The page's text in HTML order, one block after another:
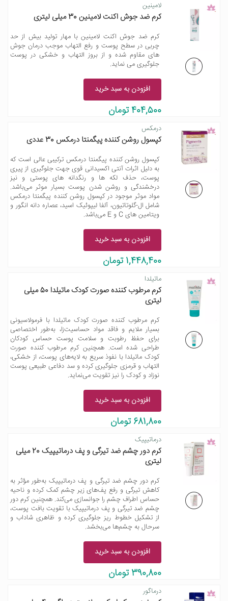
لامینین
کرم ضد جوش اکنت لامینین 30 میلی لیتری
کرم ضد جوش اکنت لامینین با مهار تولید بیش از حد
چربی در سطح پوست و رفع التهاب موجب درمان جوش
های مقاوم شده و از بروز التهاب و خشکی در پوست
جلوگیری می نماید.
افزودن به سبد خرید
404,500 تومان
درمکس
کپسول روشن کننده پیگمنتا درمکس 30 عددی
کپسول روشن کننده پیگمنتا درمکس ترکیبی عالی است که
به دلیل اثرات آنتی اکسیدانی قوی جهت جلوگیری از پیری
پوست، حذف لکه ها و رنگدانه های پوستی و نیز
درخشندگی و روشن شدن پوست بسیار موثر می‌باشد.
مواد موثر موجود در کپسول روشن کننده پیگمنتا درمکس
شامل ال-گلوتاتیون، آلفا لیپوئیک اسید، عصاره دانه انگور و
ویتامین های C و E می‌باشد.
افزودن به سبد خرید
1,448,400 تومان
ماتیلدا
کرم مرطوب کننده صورت کودک ماتیلدا 50 میلی
لیتری
کرم مرطوب کننده صورت کودک ماتیلدا با فرمولاسیونی
بسیار ملایم و فاقد مواد حساسیت‌زا، به‌طور اختصاصی
برای حفظ رطوبت و سلامت پوست حساس کودکان
طراحی شده است. همچنین کرم مرطوب کننده صورت
کودک ماتیلدا با نفوذ سریع به لایه‌های پوست، از خشکی،
التهاب و قرمزی جلوگیری کرده و سد دفاعی طبیعی پوست
نوزاد و کودک را نیز تقویت می‌نماید.
افزودن به سبد خرید
681,800 تومان
درماتیپیک
کرم دور چشم ضد تیرگی و پف درماتیپیک 20 میلی
لیتری
کرم دور چشم ضد تیرگی و پف درماتیپیک به‌طور مؤثر به
کاهش تیرگی و رفع پف‌های زیر چشم کمک کرده و ناحیه
حساس اطراف چشم را جوانسازی می‌کند. همچنین کرم دور
چشم ضد تیرگی و پف درماتیپیک با تقویت بافت پوست،
از تشکیل خطوط ریز جلوگیری کرده و ظاهری شاداب و
سرحال به چشم‌ها می‌بخشد.
افزودن به سبد خرید
390,800 تومان
درماگور